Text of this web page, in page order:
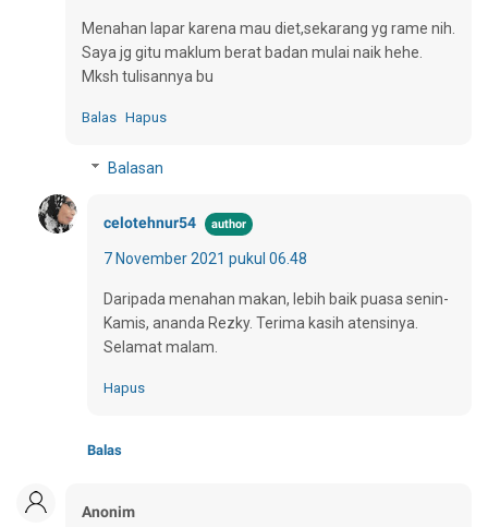
Menahan lapar karena mau diet,sekarang yg rame nih.
Saya jg gitu maklum berat badan mulai naik hehe.
Mksh tulisannya bu
Balas Hapus
Balasan
celotehnur54
7 November 2021 pukul 06.48
Daripada menahan makan, lebih baik puasa senin-
Kamis, ananda Rezky. Terima kasih atensinya.
Selamat malam.
Hapus
Balas
Anonim